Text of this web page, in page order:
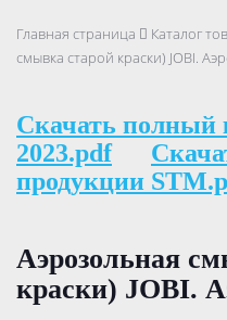
Главная страница Каталог
смывка старой краски) JOBI.
Скачать полный
2023.pdf
продукции
Аэрозольная
краски) JOBI.